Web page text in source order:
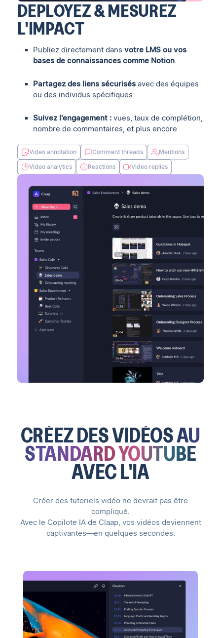
DEPLOYEZ & MESUREZ
L'IMPACT
Publiez directement dansvotre LMS ou vos
bases de connaissances comme Notion
Partagez des liens sécurisésavec des équipes
ou des individus spécifiques
Suivez l'engagement :vues, taux de complétion,
nombre de commentaires, et plus encore
Video annotation Comment threads
Mentions
Video analytics
Reactions Video replies
CRÉEZ DES VIDÉOSAU
STANDARD YOUTUBE
AVEC L'IA
Créer des tutoriels vidéo ne devrait pas être
compliqué.
Avec le Copilote IA de Claap, vos vidéos deviennent
captivantes—en quelques secondes.